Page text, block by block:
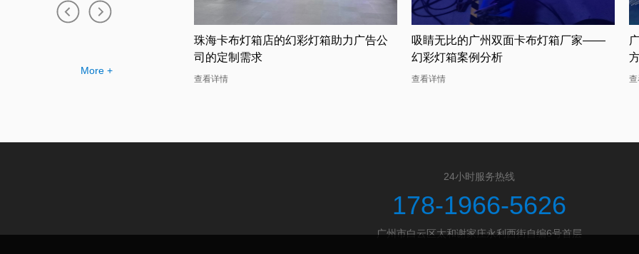
More +
珠海卡布灯箱店的幻彩灯箱助力广告公
司的定制需求
查看详情
吸睛无比的广州双面卡布灯箱厂家——
幻彩灯箱案例分析
查看详情
24小时服务热线
178-1966-5626
广州市白云区太和谢家庄永利西街自编6号首层